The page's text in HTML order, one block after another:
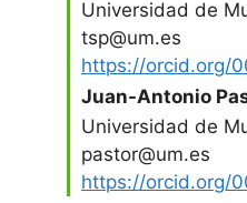
Universidad de
tsp@um.es
https://orcid.org/
Juan-Antonio
Universidad de
pastor@um.es
https://orcid.org/